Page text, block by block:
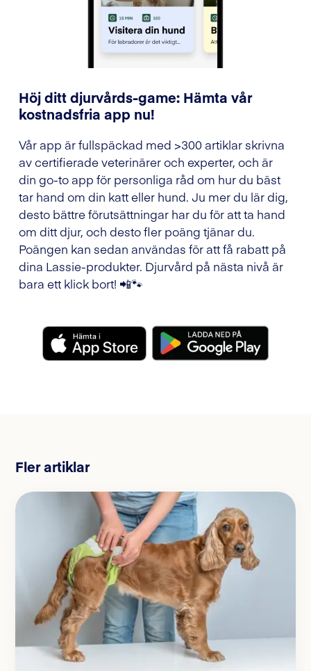
Höj ditt djurvårds-game: Hämta vår
kostnadsfria app nu!
Vår app är fullspäckad med >300 artiklar skrivna
av certifierade veterinärer och experter, och är
din go-to app för personliga råd om hur du bäst
tar hand om din katt eller hund. Ju mer du lär dig,
desto bättre förutsättningar har du för att ta hand
om ditt djur, och desto fler poäng tjänar du.
Poängen kan sedan användas för att få rabatt på
dina Lassie-produkter. Djurvård på nästa nivå är
bara ett klick bort! 📲🐾
Fler artiklar